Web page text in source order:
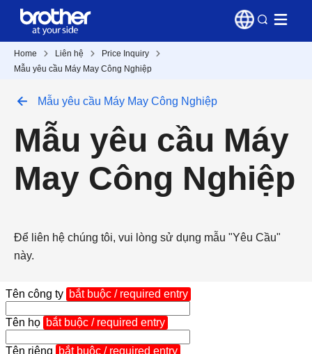
Home Liên hệ
Price Inquiry
Mẫu yêu cầu Máy May Công Nghiệp
Mẫu yêu cầu Máy May Công Nghiệp
Mẫu yêu cầu Máy
May Công Nghiệp
Để liên hệ chúng tôi, vui lòng sử dụng mẫu "Yêu Cầu"
này.